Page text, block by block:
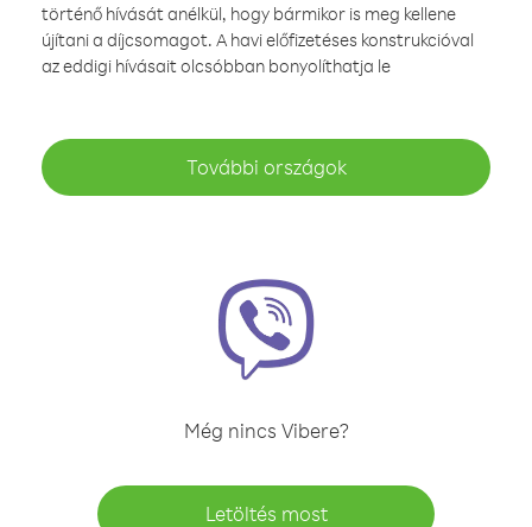
történő hívását anélkül, hogy bármikor is meg kellene
újítani a díjcsomagot. A havi előfizetéses konstrukcióval
az eddigi hívásait olcsóbban bonyolíthatja le
További országok
Még nincs Vibere?
Letöltés most